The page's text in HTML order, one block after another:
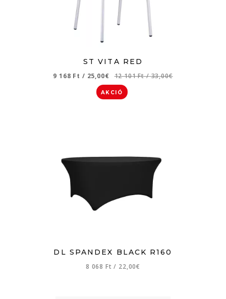
ST VITA RED
9 168 Ft / 25,00€ 12 101 Ft/ 33,00€
AKCIÓ
DL SPANDEX BLACK R160
8 068 Ft/ 22,00€